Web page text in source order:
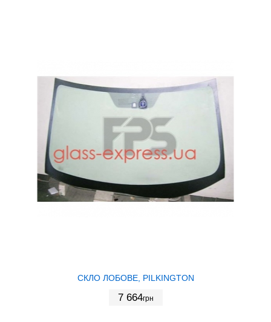
СКЛО ЛОБОВЕ, PILKINGTON
7 664грн